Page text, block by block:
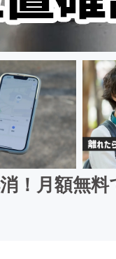
！月額無